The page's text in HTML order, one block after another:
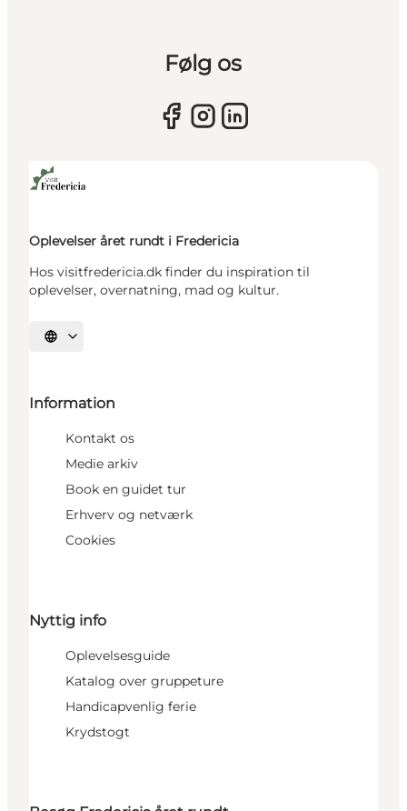
Følg os
Oplevelser året rundt i Fredericia
Hos visitfredericia.dk finder du inspiration til
oplevelser, overnatning, mad og kultur.
Vælg sprog
Information
Kontakt os
Medie arkiv
Book en guidet tur
Erhverv og netværk
Cookies
Nyttig info
Oplevelsesguide
Katalog over gruppeture
Handicapvenlig ferie
Krydstogt